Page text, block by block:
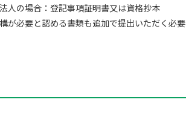
人の場合：登記事項証明書又は資格抄本
が必要と認める書類も追加で提出いただく必要